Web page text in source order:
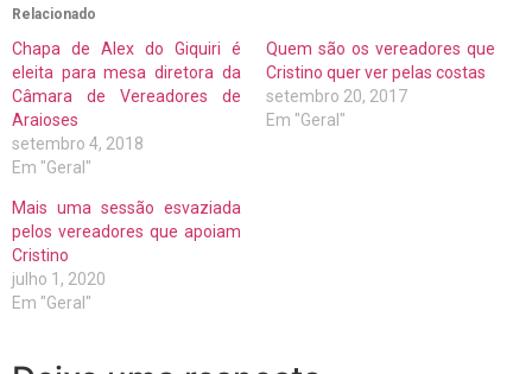
Relacionado
Chapa de Alex do Giquiri é
eleita para mesa diretora da
Câmara de Vereadores de
Araioses
setembro 4, 2018
Em "Geral"
Quem são os vereadores que
Cristino quer ver pelas costas
setembro 20, 2017
Em "Geral"
Mais uma sessão esvaziada
pelos vereadores que apoiam
Cristino
julho 1, 2020
Em "Geral"